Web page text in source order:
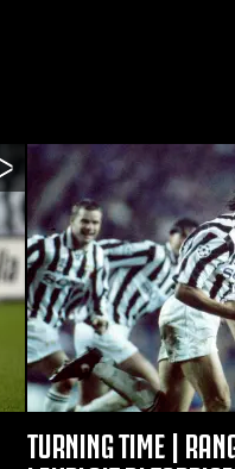
TURNING TIME |